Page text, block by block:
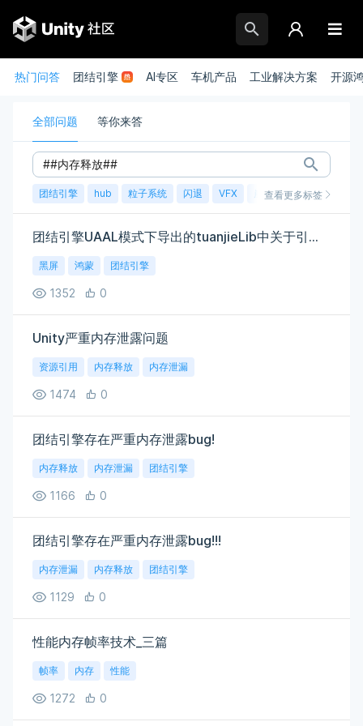
热门问答 团结引擎 AI专区 车机产品 工业解决方案 开源
全部问题 等你来答
团结引擎 hub 粒子系统 闪退 VFX 崩溃 账号 渲染
查看更多标签
团结引擎UAAL模式下导出的tuanjieLib中关于引擎的资源释放问题
黑屏 鸿蒙 团结引擎
1352 0
Unity严重内存泄露问题
资源引用 内存释放 内存泄漏
1474 0
团结引擎存在严重内存泄露bug!
内存释放 内存泄漏 团结引擎
1166 0
团结引擎存在严重内存泄露bug!!!
内存泄漏 内存释放 团结引擎
1129 0
性能内存帧率技术_三篇
帧率 内存 性能
1272 0